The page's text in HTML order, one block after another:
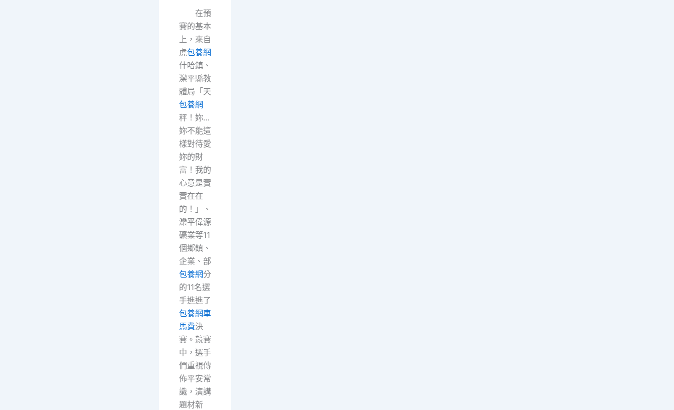
在預
賽的基本
上，來自
虎包養網
什哈鎮、
灤平縣教
體局「天
包養網
秤！妳…
妳不能這
樣對待愛
妳的財
富！我的
心意是實
實在在
的！」、
灤平偉源
礦業等11
個鄉鎮、
企業、部
包養網分
的11名選
手進進了
包養網車
馬費決
賽。競賽
中，選手
們重視傳
佈平安常
識，演講
題材新